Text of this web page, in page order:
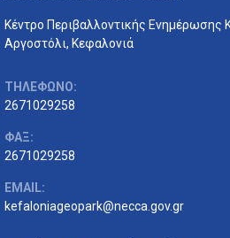
Κέντρο Περιβαλλοντικής Ενημέρωσης
Αργοστόλι, Κεφαλονιά
ΤΗΛΕΦΩΝΟ:
2671029258
ΦΑΞ:
2671029258
EMAIL:
kefaloniageopark@necca.gov.gr